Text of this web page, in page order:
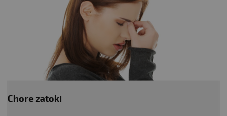
Chore zatoki